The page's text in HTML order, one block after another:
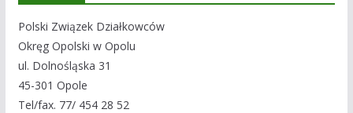
Polski Związek Działkowców
Okręg Opolski w Opolu
ul. Dolnośląska 31
45-301 Opole
Tel/fax. 77/ 454 28 52